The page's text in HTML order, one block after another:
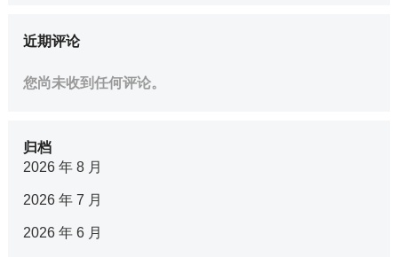
近期评论
您尚未收到任何评论。
归档
2026 年 8 月
2026 年 7 月
2026 年 6 月